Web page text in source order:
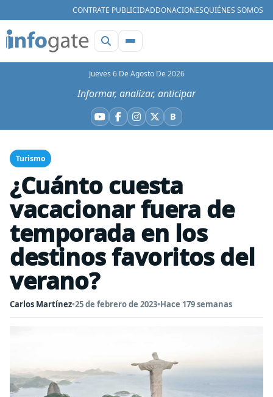
CONTRATE PUBLICIDADDONACIONESQUIÉNES SOMOS
Jueves 6 De Agosto De 2026
Informar, analizar, anticipar
YouTube
Facebook
Instagram
X BBluesky
Turismo
¿Cuánto cuesta
vacacionar fuera de
temporada en los
destinos favoritos del
verano?
Carlos Martínez•25 de febrero de 2023•Hace 179 semanas